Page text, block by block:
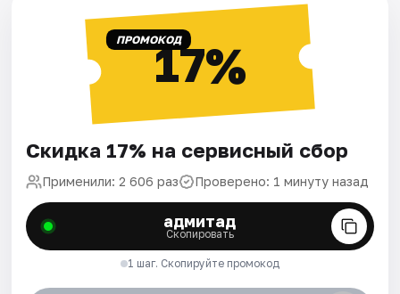
ПРОМОКОД17%
Скидка 17% на сервисный сбор
Применили: 2 606 раз Проверено: 1 минуту назад
адмитад
Скопировать
1 шаг. Скопируйте промокод